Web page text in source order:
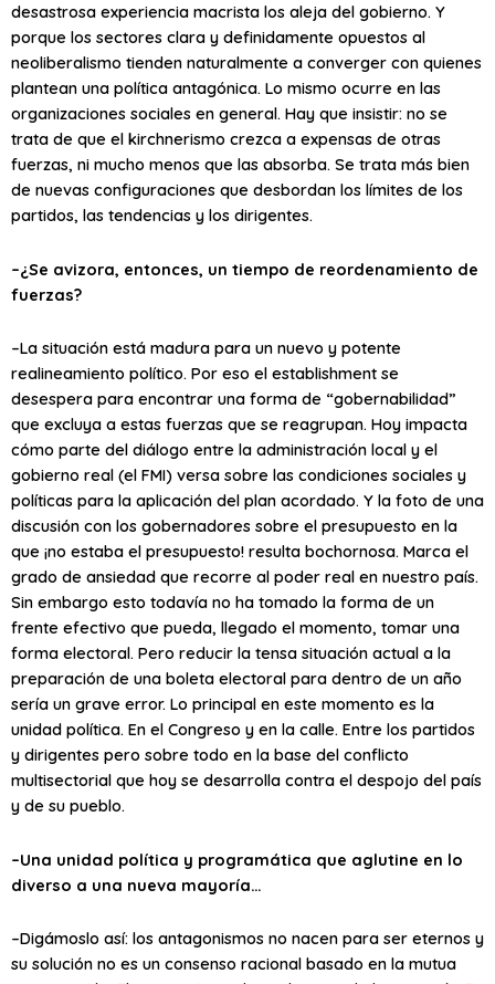
desastrosa experiencia macrista los aleja del gobierno. Y
porque los sectores clara y definidamente opuestos al
neoliberalismo tienden naturalmente a converger con quienes
plantean una política antagónica. Lo mismo ocurre en las
organizaciones sociales en general. Hay que insistir: no se
trata de que el kirchnerismo crezca a expensas de otras
fuerzas, ni mucho menos que las absorba. Se trata más bien
de nuevas configuraciones que desbordan los límites de los
partidos, las tendencias y los dirigentes.
–¿Se avizora, entonces, un tiempo de reordenamiento de
fuerzas?
–La situación está madura para un nuevo y potente
realineamiento político. Por eso el establishment se
desespera para encontrar una forma de “gobernabilidad”
que excluya a estas fuerzas que se reagrupan. Hoy impacta
cómo parte del diálogo entre la administración local y el
gobierno real (el FMI) versa sobre las condiciones sociales y
políticas para la aplicación del plan acordado. Y la foto de una
discusión con los gobernadores sobre el presupuesto en la
que ¡no estaba el presupuesto! resulta bochornosa. Marca el
grado de ansiedad que recorre al poder real en nuestro país.
Sin embargo esto todavía no ha tomado la forma de un
frente efectivo que pueda, llegado el momento, tomar una
forma electoral. Pero reducir la tensa situación actual a la
preparación de una boleta electoral para dentro de un año
sería un grave error. Lo principal en este momento es la
unidad política. En el Congreso y en la calle. Entre los partidos
y dirigentes pero sobre todo en la base del conflicto
multisectorial que hoy se desarrolla contra el despojo del país
y de su pueblo.
–Una unidad política y programática que aglutine en lo
diverso a una nueva mayoría…
–Digámoslo así: los antagonismos no nacen para ser eternos y
su solución no es un consenso racional basado en la mutua